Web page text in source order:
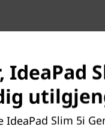
IdeaPad
IdeaPad Slim 5i